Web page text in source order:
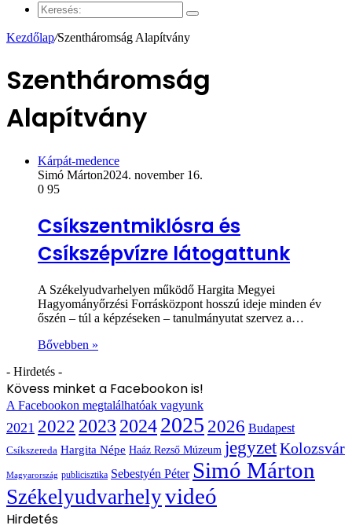
cikk
Keresés:
Kezdőlap/Szentháromság Alapítvány
Szentháromság
Alapítvány
Kárpát-medence
Simó Márton2024. november 16.
0 95
Csíkszentmiklósra és
Csíkszépvízre látogattunk
A Székelyudvarhelyen működő Hargita Megyei
Hagyományőrzési Forrásközpont hosszú ideje minden év
őszén – túl a képzéseken – tanulmányutat szervez a…
Bővebben »
- Hirdetés -
Kövess minket a Facebookon is!
A Facebookon megtalálhatóak vagyunk
2021 2022 2023 20242025 2026 Budapest
Csíkszereda Hargita Népe Haáz Rezső Múzeum jegyzetKolozsvár
Magyarország publicisztika Sebestyén Péter Simó Márton
Székelyudvarhelyvideó
Hirdetés